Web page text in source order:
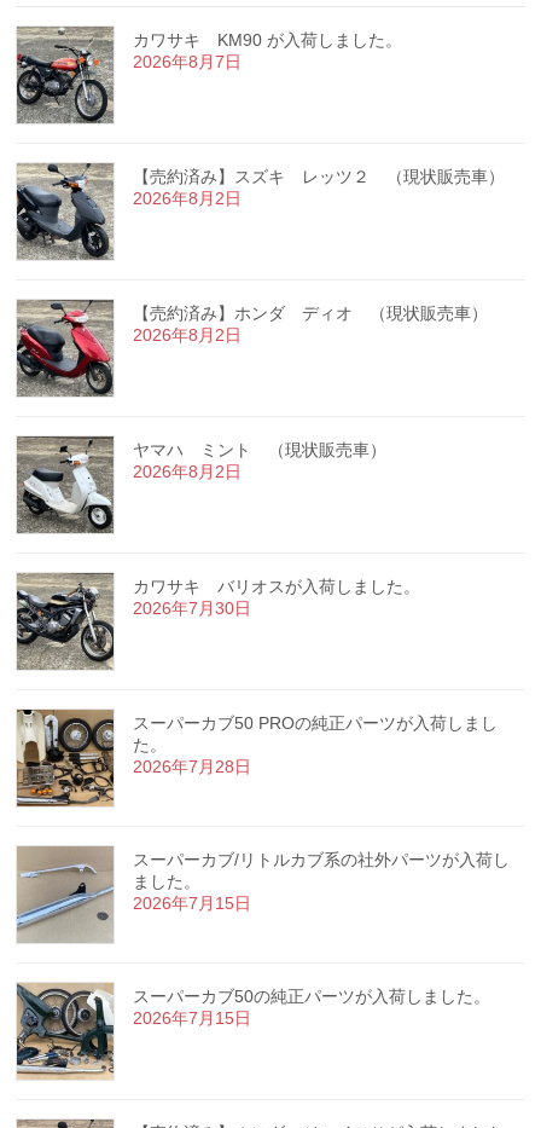
カワサキ KM90 が入荷しました。
2026年8月7日
【売約済み】スズキ レッツ２ （現状販売車）
2026年8月2日
【売約済み】ホンダ ディオ （現状販売車）
2026年8月2日
ヤマハ ミント （現状販売車）
2026年8月2日
カワサキ バリオスが入荷しました。
2026年7月30日
スーパーカブ50 PROの純正パーツが入荷しまし
た。
2026年7月28日
スーパーカブ/リトルカブ系の社外パーツが入荷し
ました。
2026年7月15日
スーパーカブ50の純正パーツが入荷しました。
2026年7月15日